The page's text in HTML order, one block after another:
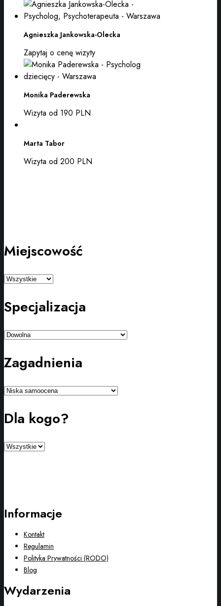
Agnieszka Jankowska-Olecka
Zapytaj o cenę wizyty
Monika Paderewska
Wizyta od 190 PLN
Marta Tabor
Wizyta od 200 PLN
Miejscowość
Specjalizacja
Zagadnienia
Dla kogo?
Informacje
Kontakt
Regulamin
Polityka Prywatności (RODO)
Blog
Wydarzenia